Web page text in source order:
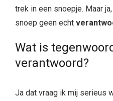
trek in een snoepje. Maar
snoep geen echt
Wat is
verantwoord?
Ja dat vraag ik mij serieus